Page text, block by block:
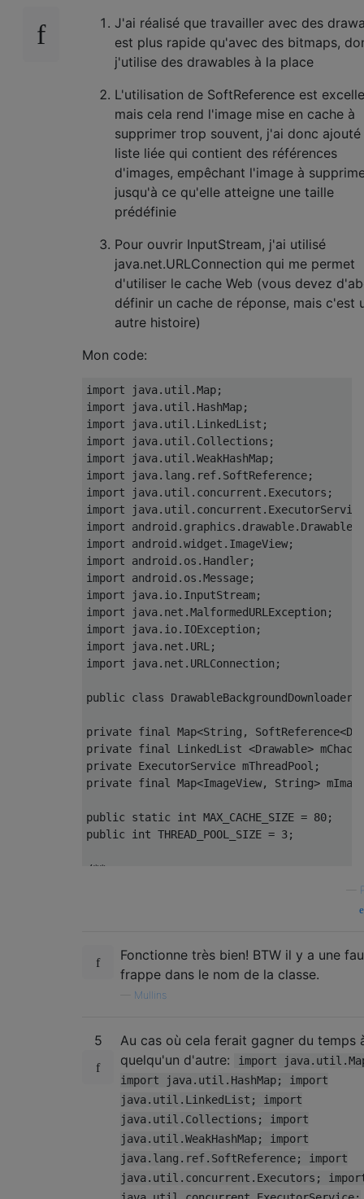
J'ai réalisé que travailler avec des
est plus rapide qu'avec des bitmaps,
j'utilise des drawables à la place
L'utilisation de SoftReference est
mais cela rend l'image mise en cache à
supprimer trop souvent, j'ai donc ajouté
liste liée qui contient des références
d'images, empêchant l'image à
jusqu'à ce qu'elle atteigne une taille
prédéfinie
Pour ouvrir InputStream, j'ai utilisé
java.net.URLConnection qui me permet
d'utiliser le cache Web (vous devez
définir un cache de réponse, mais c'est
autre histoire)
Mon code:
import java. util .Map;
import java. util . HashMap;
import java. util . LinkedList ;
import java. util . Collections ;
import java. util .WeakHashMap;
import java. lang . ref. SoftReference;
import java. util . concurrent . Executors ;
import java. util . concurrent .
import android . graphics . drawable. Drawable
import android .widget . ImageView;
import android . os . Handler;
import android . os .Message;
import java. io. InputStream;
import java. net .MalformedURLException ;
import java. io. IOException ;
import java. net . URL;
import java. net . URLConnection ;
public class DrawableBackgroundDownloader
private final Map<String , SoftReference<
private final LinkedList <Drawable>
private ExecutorService mThreadPool ;
private final Map<ImageView, String>
public static int MAX_CACHE_SIZE = 80;
public
int THREAD_POOL_SIZE = 3;
/**
*/
public
void Reset() {
ExecutorService oldThreadPool
    mThreadPool
    oldThreadPool
.shutdownNow();
    mChacheController
.clear ();
    mCache
.clear();
    mImageViews
.clear();
Fonctionne très bien! BTW il y a une
frappe dans le nom de la classe.
Mullins
5
Au cas où cela ferait gagner du temps
quelqu'un d'autre:
import
import java.util.HashMap; import
java.util.LinkedList; import
java.util.Collections; import
java.util.WeakHashMap; import
java.lang.ref.SoftReference; import
java.util.concurrent.Executors;